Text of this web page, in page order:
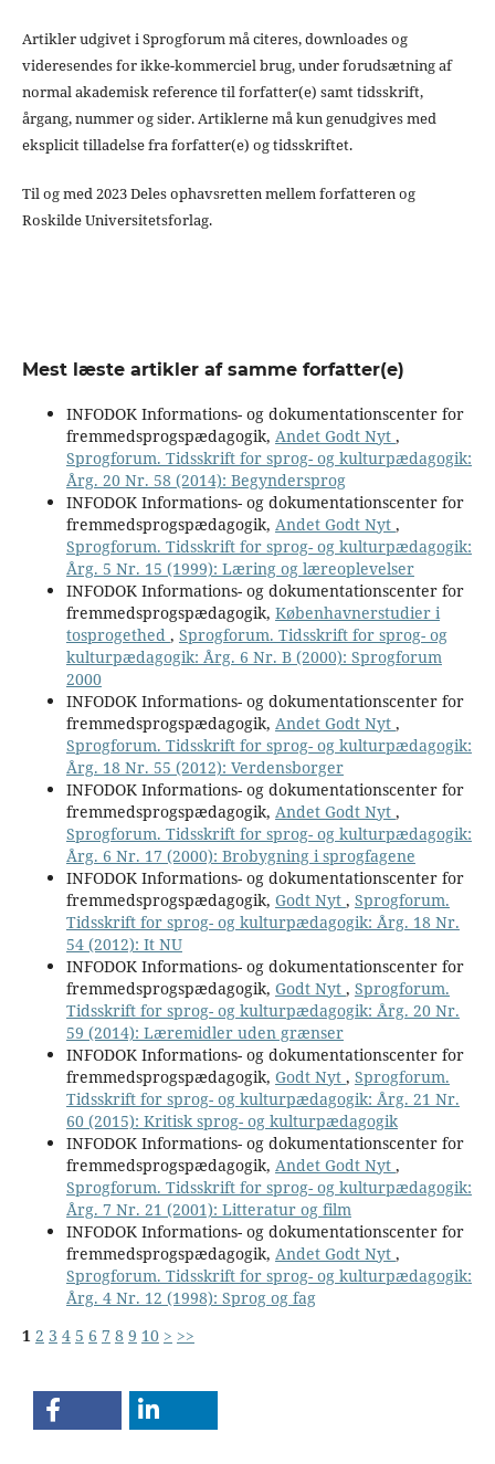
Artikler udgivet i Sprogforum må citeres, downloades og
videresendes for ikke-kommerciel brug, under forudsætning af
normal akademisk reference til forfatter(e) samt tidsskrift,
årgang, nummer og sider. Artiklerne må kun genudgives med
eksplicit tilladelse fra forfatter(e) og tidsskriftet.
Til og med 2023 Deles ophavsretten mellem forfatteren og
Roskilde Universitetsforlag.
Mest læste artikler af samme forfatter(e)
INFODOK Informations- og dokumentationscenter for
fremmedsprogspædagogik, Andet Godt Nyt ,
Sprogforum. Tidsskrift for sprog- og kulturpædagogik:
Årg. 20 Nr. 58 (2014): Begyndersprog
INFODOK Informations- og dokumentationscenter for
fremmedsprogspædagogik, Andet Godt Nyt ,
Sprogforum. Tidsskrift for sprog- og kulturpædagogik:
Årg. 5 Nr. 15 (1999): Læring og læreoplevelser
INFODOK Informations- og dokumentationscenter for
fremmedsprogspædagogik, Københavnerstudier i
tosprogethed , Sprogforum. Tidsskrift for sprog- og
kulturpædagogik: Årg. 6 Nr. B (2000): Sprogforum
2000
INFODOK Informations- og dokumentationscenter for
fremmedsprogspædagogik, Andet Godt Nyt ,
Sprogforum. Tidsskrift for sprog- og kulturpædagogik:
Årg. 18 Nr. 55 (2012): Verdensborger
INFODOK Informations- og dokumentationscenter for
fremmedsprogspædagogik, Andet Godt Nyt ,
Sprogforum. Tidsskrift for sprog- og kulturpædagogik:
Årg. 6 Nr. 17 (2000): Brobygning i sprogfagene
INFODOK Informations- og dokumentationscenter for
fremmedsprogspædagogik, Godt Nyt , Sprogforum.
Tidsskrift for sprog- og kulturpædagogik: Årg. 18 Nr.
54 (2012): It NU
INFODOK Informations- og dokumentationscenter for
fremmedsprogspædagogik, Godt Nyt , Sprogforum.
Tidsskrift for sprog- og kulturpædagogik: Årg. 20 Nr.
59 (2014): Læremidler uden grænser
INFODOK Informations- og dokumentationscenter for
fremmedsprogspædagogik, Godt Nyt , Sprogforum.
Tidsskrift for sprog- og kulturpædagogik: Årg. 21 Nr.
60 (2015): Kritisk sprog- og kulturpædagogik
INFODOK Informations- og dokumentationscenter for
fremmedsprogspædagogik, Andet Godt Nyt ,
Sprogforum. Tidsskrift for sprog- og kulturpædagogik:
Årg. 7 Nr. 21 (2001): Litteratur og film
INFODOK Informations- og dokumentationscenter for
fremmedsprogspædagogik, Andet Godt Nyt ,
Sprogforum. Tidsskrift for sprog- og kulturpædagogik:
Årg. 4 Nr. 12 (1998): Sprog og fag
1 2 3 4 5 6 7 8 9 10 > >>